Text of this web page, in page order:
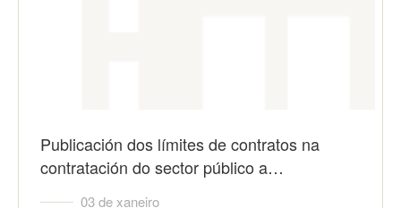
Publicación dos límites de contratos na
contratación do sector público a…
03 de xaneiro